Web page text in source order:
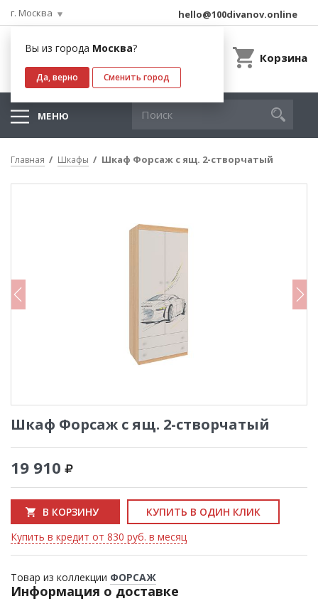
г. Москва
Вы из города Москва?
Да, верно Сменить город
hello@100divanov.online
Корзина
МЕНЮ
Главная Шкафы Шкаф Форсаж с ящ. 2-створчатый
Шкаф Форсаж с ящ. 2-створчатый
19 910
В КОРЗИНУ
КУПИТЬ В ОДИН КЛИК
Купить в кредит от 830 руб. в месяц
Товар из коллекции ФОРСАЖ
Информация о доставке